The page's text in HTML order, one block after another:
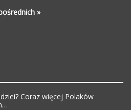
»
Coraz więcej Polaków